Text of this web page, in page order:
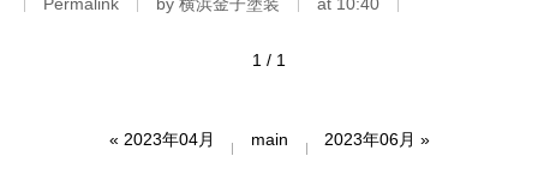
Permalink by 横浜金子塗装 at 10:40
1 / 1
« 2023年04月 main 2023年06月 »